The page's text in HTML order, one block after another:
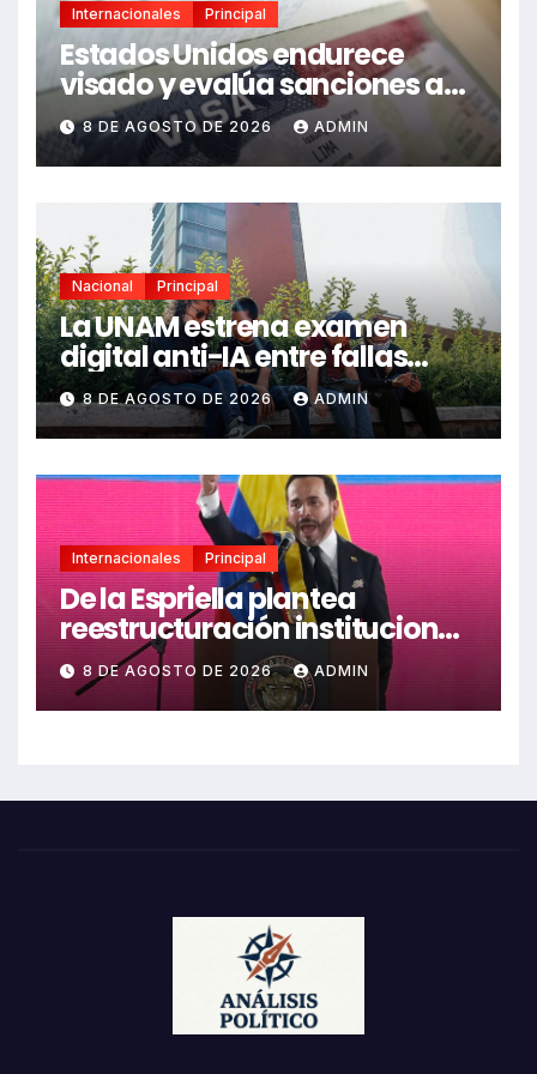
Internacionales Principal
Estados Unidos endurece
visado y evalúa sanciones a
funcionarios de México
8 DE AGOSTO DE 2026 ADMIN
Nacional Principal
La UNAM estrena examen
digital anti-IA entre fallas
técnicas y angustia
estudiantil
8 DE AGOSTO DE 2026 ADMIN
Internacionales Principal
De la Espriella plantea
reestructuración institucional
en Colombia enfocada en
valores
8 DE AGOSTO DE 2026 ADMIN